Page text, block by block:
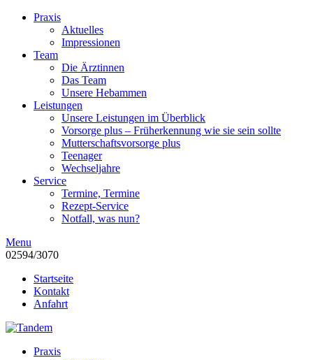
Praxis
Aktuelles
Impressionen
Team
Die Ärztinnen
Das Team
Unsere Hebammen
Leistungen
Unsere Leistungen im Überblick
Vorsorge plus – Früherkennung wie sie sein sollte
Mutterschaftsvorsorge plus
Teenager
Wechseljahre
Service
Termine, Termine
Rezept-Service
Notfall, was nun?
Menu
02594/3070
Startseite
Kontakt
Anfahrt
Praxis